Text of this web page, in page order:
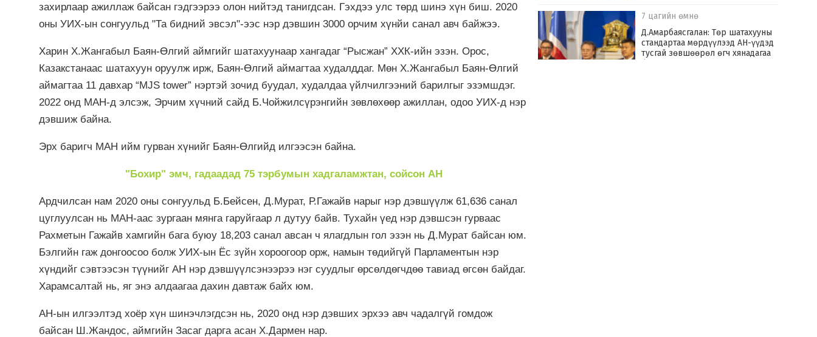
захирлаар ажиллаж байсан гэдгээрээ олон нийтэд танигдсан. Гэхдээ улс төрд шинэ хүн биш. 2020
оны УИХ-ын сонгуульд "Та бидний эвсэл"-ээс нэр дэвшин 3000 орчим хүнйи санал авч байжээ.
Харин Х.Жангабыл Баян-Өлгий аймгийг шатахуунаар хангадаг “Рысжан” ХХК-ийн эзэн. Орос,
Казакстанаас шатахуун оруулж ирж, Баян-Өлгий аймагтаа худалддаг. Мөн Х.Жангабыл Баян-Өлгий
аймагтаа 11 давхар “MJS tower” нэртэй зочид буудал, худалдаа үйлчилгээний барилгыг эзэмшдэг.
2022 онд МАН-д элсэж, Эрчим хүчний сайд Б.Чойжилсүрэнгийн зөвлөхөөр ажиллан, одоо УИХ-д нэр
дэвшиж байна.
Эрх баригч МАН ийм гурван хүнийг Баян-Өлгийд илгээсэн байна.
"Бохир" эмч, гадаадад 75 тэрбумын хадгаламжтан, сойсон АН
Ардчилсан нам 2020 оны сонгуульд Б.Бейсен, Д.Мурат, Р.Гажайв нарыг нэр дэвшүүлж 61,636 санал
цуглуулсан нь МАН-аас зургаан мянга гаруйгаар л дутуу байв. Тухайн үед нэр дэвшсэн гурваас
Рахметын Гажайв хамгийн бага буюу 18,203 санал авсан ч ялагдлын гол эзэн нь Д.Мурат байсан юм.
Бэлгийн гаж донгоосоо болж УИХ-ын Ёс зүйн хороогоор орж, намын төдийгүй Парламентын нэр
хүндийг сэвтээсэн түүнийг АН нэр дэвшүүлсэнээрээ нэг суудлыг өрсөлдөгчдөө тавиад өгсөн байдаг.
Харамсалтай нь, яг энэ алдаагаа дахин давтаж байх юм.
АН-ын илгээлтэд хоёр хүн шинэчлэгдсэн нь, 2020 онд нэр дэвших эрхээ авч чадалгүй гомдож
байсан Ш.Жандос, аймгийн Засаг дарга асан Х.Дармен нар.
7 цагийн өмнө
Д.Амарбаясгалан: Төр шатахууны
стандартаа мөрдүүлээд АН-үүдэд
тусгай зөвшөөрөл өгч хянадагаа